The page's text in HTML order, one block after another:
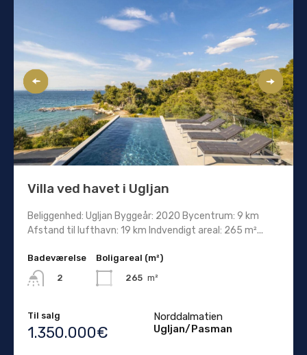
Villa ved havet i Ugljan
Beliggenhed: Ugljan Byggeår: 2020 Bycentrum: 9 km
Afstand til lufthavn: 19 km Indvendigt areal: 265 m²...
Badeværelse
2
Boligareal (m²)
265 m²
Til salg
1.350.000€
Norddalmatien
Ugljan/Pasman